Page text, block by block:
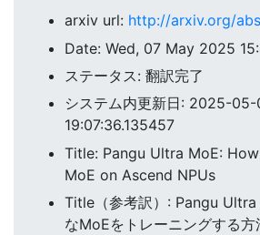
arxiv url: http://arxiv.org/
Date: Wed, 07 May 2025
ステータス: 翻訳完了
システム内更新日: 2025-05-
19:07:36.135457
Title: Pangu Ultra MoE:
MoE on Ascend NPUs
Title（参考訳）: Pangu Ultra
なMoEをトレーニングする方